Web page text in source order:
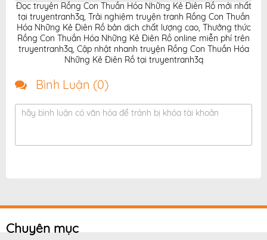
Đọc truyện Rồng Con Thuần Hóa Những Kẻ Điên Rồ mới nhất
tại truyentranh3q, Trải nghiệm truyện tranh Rồng Con Thuần
Hóa Những Kẻ Điên Rồ bản dịch chất lượng cao, Thưởng thức
Rồng Con Thuần Hóa Những Kẻ Điên Rồ online miễn phí trên
truyentranh3q, Cập nhật nhanh truyện Rồng Con Thuần Hóa
Những Kẻ Điên Rồ tại truyentranh3q
Bình Luận (0)
hãy bình luận có văn hóa để tránh bị khóa tài khoản
Chuyên mục